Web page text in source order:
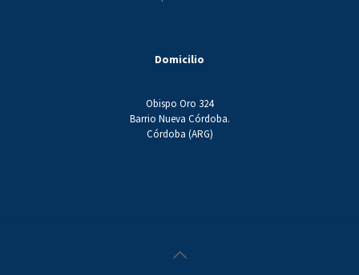
Domicilio
Obispo Oro 324
Barrio Nueva Córdoba.
Córdoba (ARG)